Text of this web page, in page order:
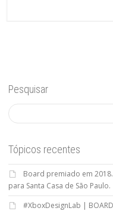
Pesquisar
Tópicos recentes
Board premiado em
para Santa Casa de São Paulo.
#XboxDesignLab | BOARD